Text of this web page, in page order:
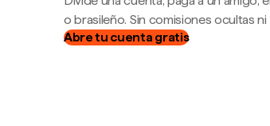
o brasileño. Sin comisiones ocultas
Abre tu cuenta gratis